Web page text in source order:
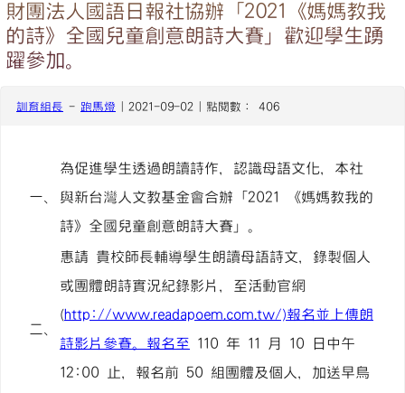
財團法人國語日報社協辦「2021《媽媽教我
的詩》全國兒童創意朗詩大賽」歡迎學生踴
躍參加。
訓育組長 - 跑馬燈 | 2021-09-02 | 點閱數： 406
一、
為促進學生透過朗讀詩作，認識母語文化，本社
與新台灣人文教基金會合辦「2021 《媽媽教我的
詩》全國兒童創意朗詩大賽」。
二、
惠請 貴校師長輔導學生朗讀母語詩文，錄製個人
或團體朗詩實況紀錄影片，至活動官網
(http://www.readapoem.com.tw/)報名並上傳朗
詩影片參賽。報名至 110 年 11 月 10 日中午
12:00 止，報名前 50 組團體及個人，加送早鳥